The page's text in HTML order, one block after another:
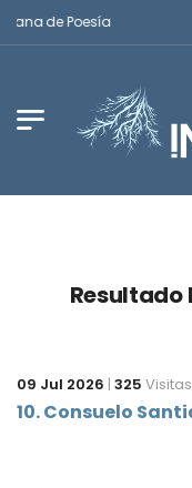
de Poesía
Resultado
09 Jul 2026 | 325 Visitas
10. Consuelo